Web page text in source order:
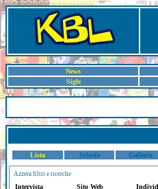
News
Sigle
Lista Schede Galleria
Azzera filtri e ricerche
Intervista Sito Web